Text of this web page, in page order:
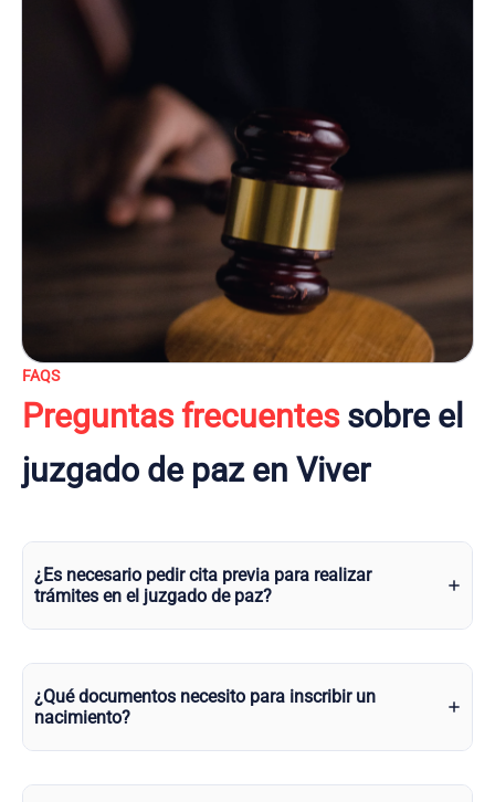
FAQS
Preguntas frecuentessobre el
juzgado de paz en Viver
¿Es necesario pedir cita previa para realizar
trámites en el juzgado de paz?
¿Qué documentos necesito para inscribir un
nacimiento?